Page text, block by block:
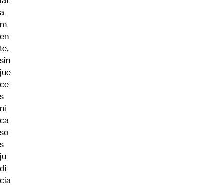
a
m
en
te,
sin
jue
ce
s
ni
ca
so
s
ju
di
cia